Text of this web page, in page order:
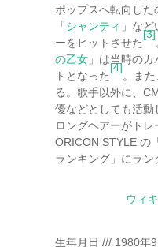
ポップスへ転向した
「 シャンティ 」な
ーをヒットさせた
[3]
の乙女」は当時のカ
トとなった
[4]
。また
る。歌手以外に、
優などとしても活動
ロングヘアーがトレ
ORICON STYLE の
ランキング」にラン
ウィ
生年月日 /// 1980年